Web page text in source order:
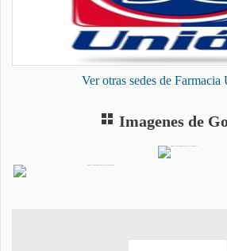
Ver otras sedes de Farmacia
Imagenes de